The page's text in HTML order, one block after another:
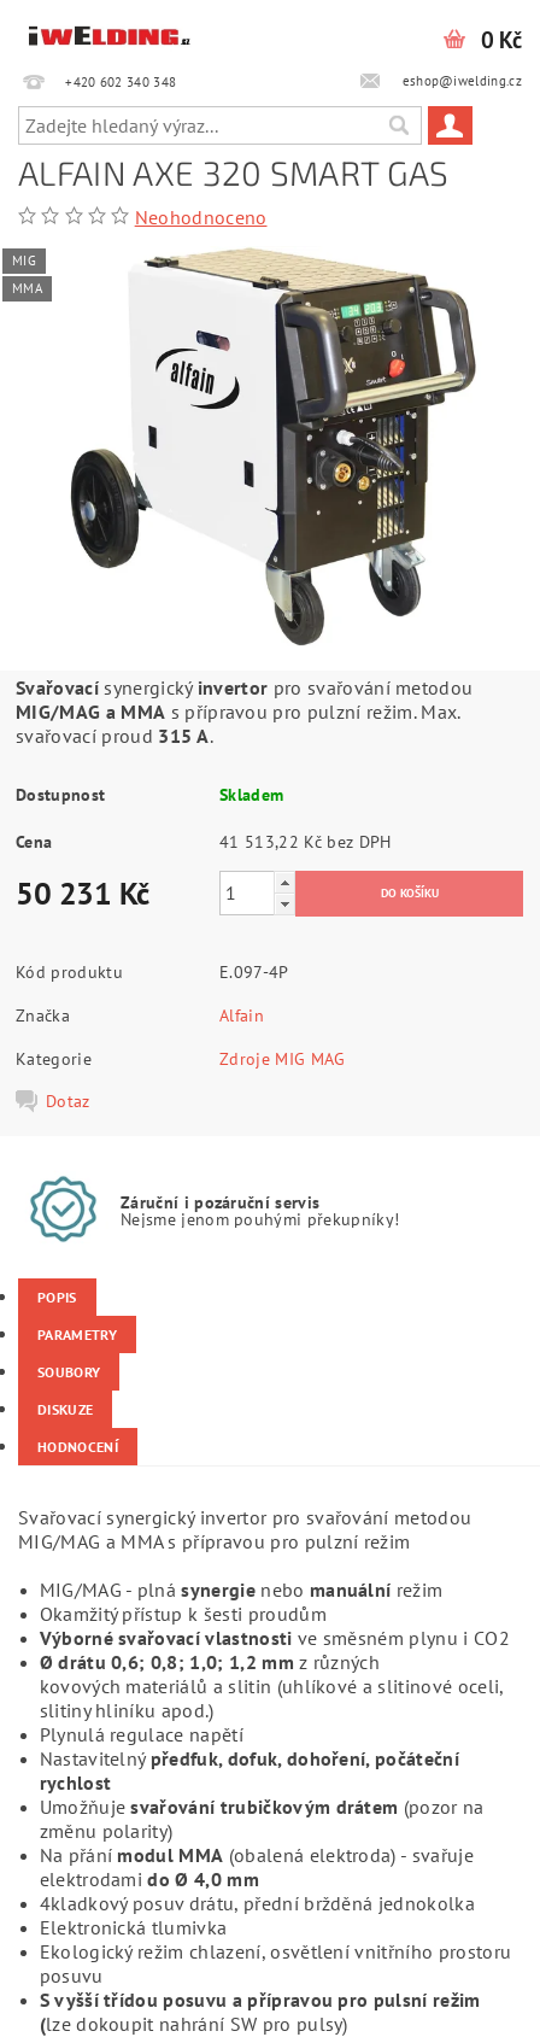
+420 602 340 348‎‎ eshop@iwelding.cz
0 Kč
ALFAIN AXE 320 SMART GAS
Neohodnoceno
MIG
MMA
Svařovací synergický invertor pro svařování metodou
MIG/MAG a MMA s přípravou pro pulzní režim. Max.
svařovací proud 315 A.
Dostupnost Skladem
Cena 41 513,22 Kč bez DPH
50 231 Kč
Kód produktu
E.097-4P
Značka
Alfain
Kategorie
Zdroje MIG MAG
Dotaz
Záruční i pozáruční servis
Nejsme jenom pouhými překupníky!
POPIS
PARAMETRY
SOUBORY
DISKUZE
HODNOCENÍ
Svařovací synergický invertor pro svařování metodou
MIG/MAG a MMA s přípravou pro pulzní režim
MIG/MAG - plnásynergienebo manuální režim
Okamžitý přístup k šesti proudům
Výborné svařovací vlastnosti ve směsném plynu i CO2
Ø drátu 0,6; 0,8; 1,0; 1,2 mm z různých
kovových materiálů a slitin (uhlíkové a slitinové oceli,
slitiny hliníku apod.)
Plynulá regulace napětí
Nastavitelný předfuk, dofuk, dohoření, počáteční
rychlost
Umožňuje svařování trubičkovým drátem (pozor na
změnu polarity)
Na přání modul MMA (obalená elektroda) - svařuje
elektrodamido Ø 4,0 mm
4kladkový posuv drátu, přední bržděná jednokolka
Elektronická tlumivka
Ekologický režim chlazení, osvětlení vnitřního prostoru
posuvu
S vyšší třídou posuvu a přípravou pro pulsní režim
(lze dokoupit nahrání SW pro pulsy)